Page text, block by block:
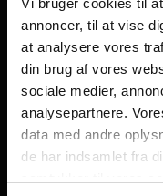
Vi bruger cookies til
annoncer, til at vise
at analysere vores
din brug af vores
sociale medier,
analysepartnere.
data med andre
de har indsamlet fra